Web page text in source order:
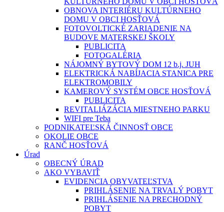
OBNOVA INTERIÉRU KULTÚRNEHO
DOMU V OBCI HOSŤOVÁ
FOTOVOLTICKÉ ZARIADENIE NA
BUDOVE MATERSKEJ ŠKOLY
PUBLICITA
FOTOGALÉRIA
NÁJOMNÝ BYTOVÝ DOM 12 b.j. JUH
ELEKTRICKÁ NABÍJACIA STANICA PRE
ELEKTROMOBILY
KAMEROVÝ SYSTÉM OBCE HOSŤOVÁ
PUBLICITA
REVITALIÁZÁCIA MIESTNEHO PARKU
WIFI pre Teba
PODNIKATEĽSKÁ ČINNOSŤ OBCE
OKOLIE OBCE
RANČ HOSŤOVÁ
Úrad
OBECNÝ ÚRAD
AKO VYBAVIŤ
EVIDENCIA OBYVATEĽSTVA
PRIHLÁSENIE NA TRVALÝ POBYT
PRIHLÁSENIE NA PRECHODNÝ
POBYT